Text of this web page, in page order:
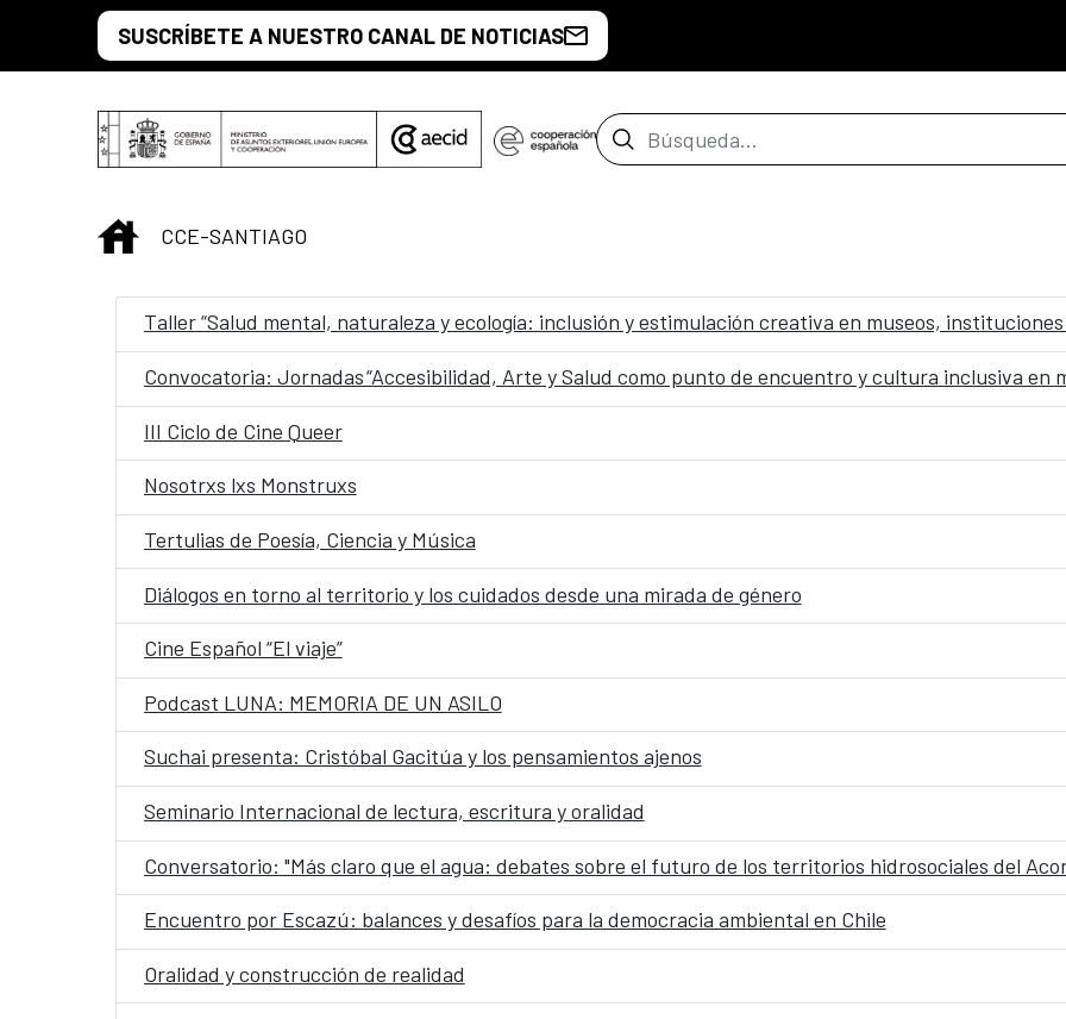
Saltar al contenido principal
SUSCRÍBETE A NUESTRO CANAL DE NOTICIAS
Barra de búsqueda
INICIO
CCE-SANTIAGO
Taller “Salud mental, naturaleza y ecología: inclusión y estimulación creativa en museos,
III Ciclo de Cine Queer
Nosotrxs lxs Monstruxs
Tertulias de Poesía, Ciencia y Música
Diálogos en torno al territorio y los cuidados desde una mirada de género
Cine Español “El viaje”
Podcast LUNA: MEMORIA DE UN ASILO
Suchai presenta: Cristóbal Gacitúa y los pensamientos ajenos
Seminario Internacional de lectura, escritura y oralidad
Conversatorio: "Más claro que el agua: debates sobre el futuro de los territorios hidrosociales del
Encuentro por Escazú: balances y desafíos para la democracia ambiental en Chile
Oralidad y construcción de realidad